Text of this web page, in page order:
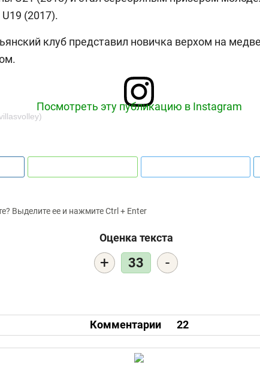
(2017).
клуб представил новичка верхом на
Посмотреть эту публикацию в Instagram
Выделите ее и нажмите Ctrl + Enter
Оценка текста
+ 33 -
Комментарии 22